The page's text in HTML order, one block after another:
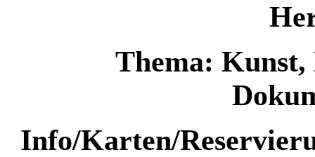
Thema:
Info/Karten/